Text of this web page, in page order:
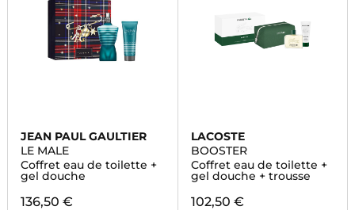
JEAN PAUL GAULTIER
LE MALE
Coffret eau de toilette +
gel douche
136,50 €
LACOSTE
BOOSTER
Coffret eau de toilette +
gel douche + trousse
102,50 €